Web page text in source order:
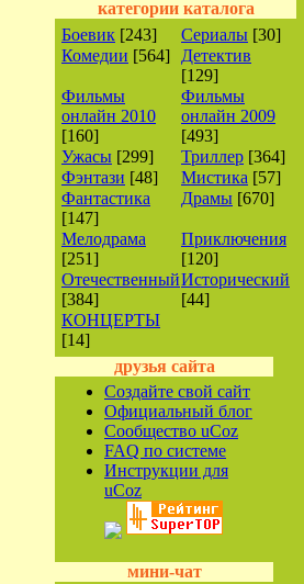
категории каталога
Боевик [243] Сериалы [30]
Комедии [564]
Детектив
[129]
Фильмы
онлайн 2010
[160]
Фильмы
онлайн 2009
[493]
Ужасы [299] Триллер [364]
Фэнтази [48] Мистика [57]
Фантастика
[147]
Драмы [670]
Мелодрама
[251]
Приключения
[120]
Отечественный
[384]
Исторический
[44]
КОНЦЕРТЫ
[14]
друзья сайта
Создайте свой сайт
Официальный блог
Сообщество uCoz
FAQ по системе
Инструкции для
uCoz
мини-чат